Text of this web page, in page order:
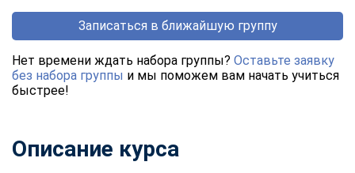
Записаться в ближайшую группу
Нет времени ждать набора группы? Оставьте заявку
без набора группы и мы поможем вам начать учиться
быстрее!
Описание курса